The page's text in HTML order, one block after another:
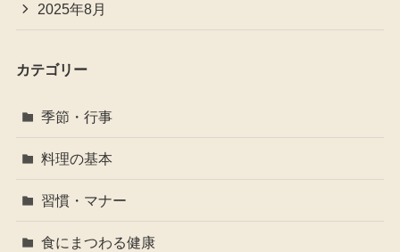
2025年8月
カテゴリー
季節・行事
料理の基本
習慣・マナー
食にまつわる健康